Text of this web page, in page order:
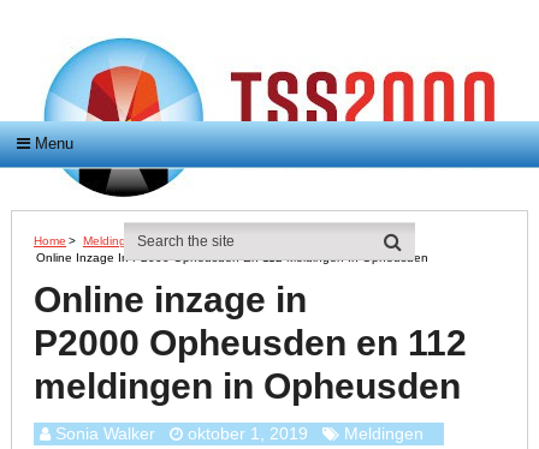
Menu
Home > Meldingen >
Online Inzage In P2000 Opheusden En 112 Meldingen In Opheusden
Online inzage in
P2000 Opheusden en 112
meldingen in Opheusden
Sonia Walker oktober 1, 2019 Meldingen